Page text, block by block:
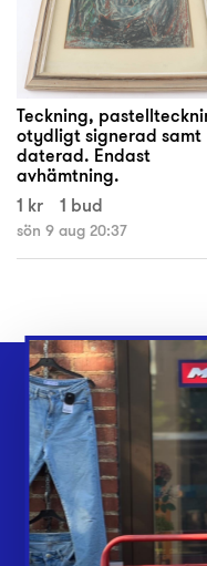
Teckning,
otydligt signerad samt
daterad. Endast
avhämtning.
1 kr
1 bud
sön 9 aug 20:37
Webbshop
Butiker
Lämna in
Vårt